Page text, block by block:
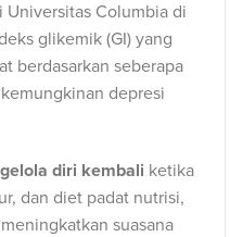
Universitas Columbia di
glikemik (GI) yang
berdasarkan seberapa
depresi
diri kembali ketika
dan diet padat nutrisi,
suasana